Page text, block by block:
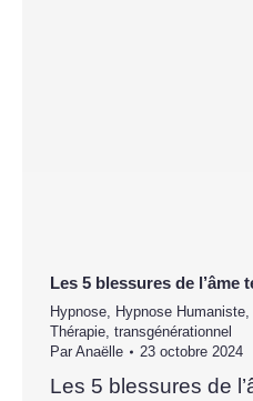
Les 5 blessures de l’âme
Hypnose Hypnose Humaniste
Thérapie transgénérationnel
Par Anaëlle 23 octobre 2024
Les 5 blessures de